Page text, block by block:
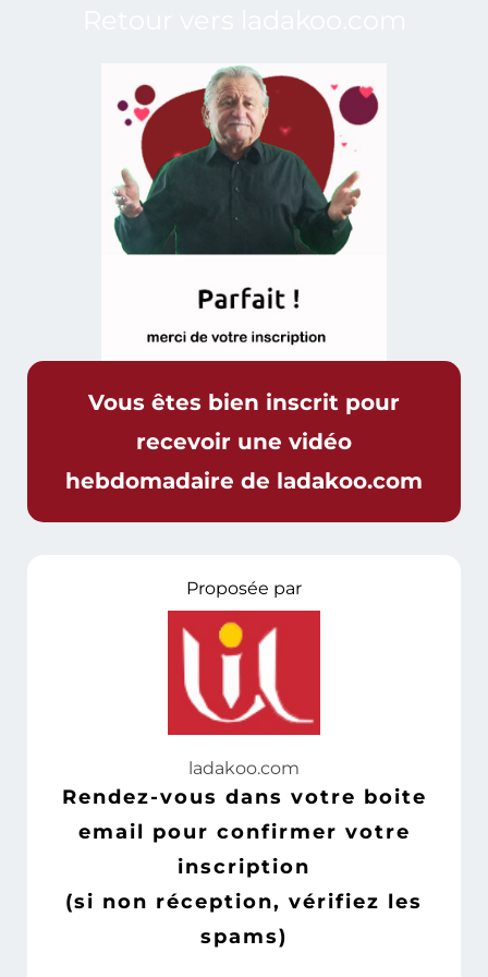
Vous êtes bien inscrit pour
recevoir une vidéo
hebdomadaire de ladakoo.com
Proposée par
ladakoo.com
Rendez-vous dans votre boite
email pour confirmer votre
inscription
(si non réception, vérifiez les
spams)